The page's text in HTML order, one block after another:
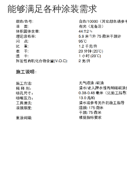
能够满足各种涂装需求